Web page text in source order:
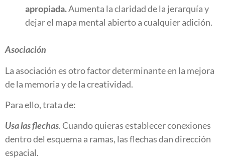
apropiada.Aumenta la claridad de la jerarquía y
dejar el mapa mental abierto a cualquier adición.
Asociación
La asociación es otro factor determinante en la mejora
de la memoria y de la creatividad.
Para ello, trata de:
Usa las flechas. Cuando quieras establecer conexiones
dentro del esquema a ramas, las flechas dan dirección
espacial.